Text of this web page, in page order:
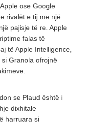
ose Google
rivalët e tij me një
pajisje të re. Apple
falas të
të Apple Intelligence,
Granola ofrojnë
se Plaud është i
dixhitale
harruara si